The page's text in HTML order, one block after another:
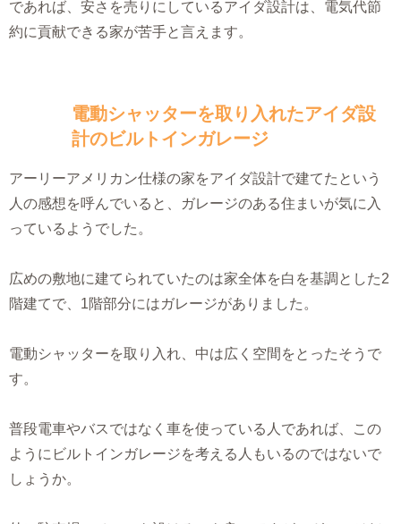
であれば、安さを売りにしているアイダ設計は、電気代節
約に貢献できる家が苦手と言えます。
電動シャッターを取り入れたアイダ設
計のビルトインガレージ
アーリーアメリカン仕様の家をアイダ設計で建てたという
人の感想を呼んでいると、ガレージのある住まいが気に入
っているようでした。
広めの敷地に建てられていたのは家全体を白を基調とした2
階建てで、1階部分にはガレージがありました。
電動シャッターを取り入れ、中は広く空間をとったそうで
す。
普段電車やバスではなく車を使っている人であれば、この
ようにビルトインガレージを考える人もいるのではないで
しょうか。